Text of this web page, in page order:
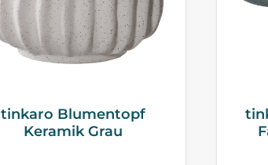
tinkaro Blumentopf
Keramik Grau